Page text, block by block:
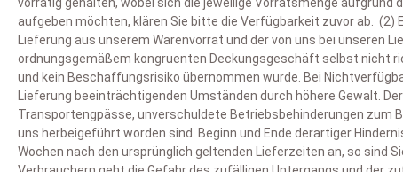
In
–
aufgeben möchten, klären Sie bitte die Verfügbarkeit zuvor ab.
Lieferung aus unserem Warenvorrat und der von uns bei unseren
ordnungsgemäßem kongruenten Deckungsgeschäft selbst nicht
und kein Beschaffungsrisiko übernommen wurde. Bei
Lieferung beeinträchtigenden Umständen durch höhere Gewalt.
Transportengpässe, unverschuldete Betriebsbehinderungen zum
uns herbeigeführt worden sind. Beginn und Ende derartiger
Wochen nach den ursprünglich geltenden Lieferzeiten an, so